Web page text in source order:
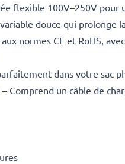
flexible 100V–250V pour
douce qui prolonge
normes CE et RoHS,
dans votre sac
Comprend un câble de